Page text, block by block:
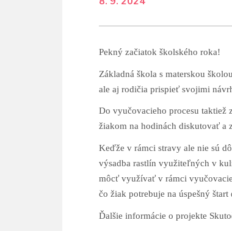
Pekný začiatok školského roka!
Základná škola s materskou
ale aj rodičia prispieť svojimi
Do vyučovacieho procesu
žiakom na hodinách diskutovať a
Keďže v rámci stravy ale nie sú
výsadba rastlín využiteľných v
môcť využívať v rámci
čo žiak potrebuje na úspešný
Ďalšie informácie o projekte